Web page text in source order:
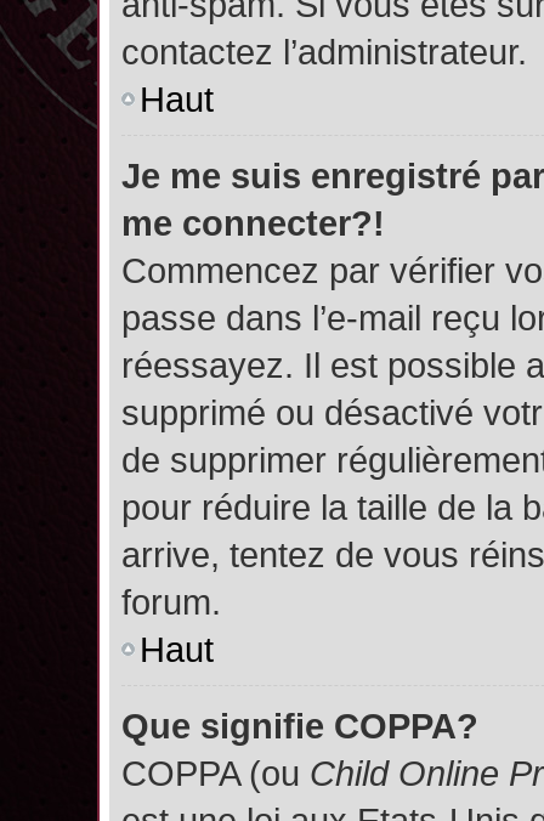
contactez l’administrateur.
Haut
Je me suis enregistré
me connecter?!
Commencez par vérifier
passe dans l’e-mail reçu
réessayez. Il est possible
supprimé ou désactivé
de supprimer
pour réduire la taille de la
arrive, tentez de vous
forum.
Haut
Que signifie COPPA?
COPPA (ou Child Online